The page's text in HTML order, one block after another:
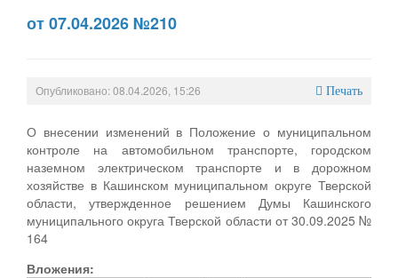
от 07.04.2026 №210
Опубликовано: 08.04.2026, 15:26 Печать
О внесении изменений в Положение о муниципальном
контроле на автомобильном транспорте, городском
наземном электрическом транспорте и в дорожном
хозяйстве в Кашинском муниципальном округе Тверской
области, утвержденное решением Думы Кашинского
муниципального округа Тверской области от 30.09.2025 №
164
Вложения: